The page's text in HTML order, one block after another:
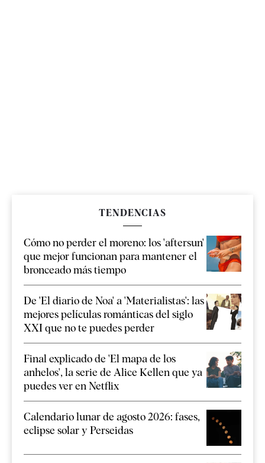
TENDENCIAS
Cómo no perder el moreno: los 'aftersun'
que mejor funcionan para mantener el
bronceado más tiempo
De 'El diario de Noa' a 'Materialistas': las
mejores películas románticas del siglo
XXI que no te puedes perder
Final explicado de 'El mapa de los
anhelos', la serie de Alice Kellen que ya
puedes ver en Netflix
Calendario lunar de agosto 2026: fases,
eclipse solar y Perseidas